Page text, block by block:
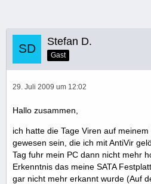
Stefan D.
Gast
29. Juli 2009 um 12:02
Hallo zusammen,
ich hatte die Tage Viren auf
gewesen sein, die ich mit AntiVir
Tag fuhr mein PC dann nicht mehr
Erkenntnis das meine SATA
gar nicht mehr erkannt wurde (Auf